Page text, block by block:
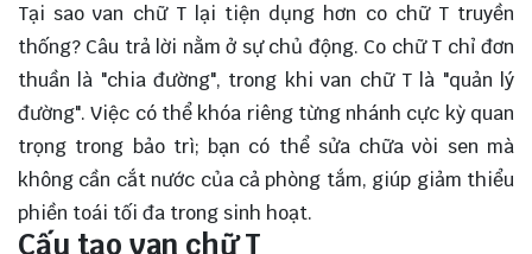
Tại sao van chữ T lại tiện dụng hơn co chữ T truyền
thống? Câu trả lời nằm ở sự chủ động. Co chữ T chỉ đơn
thuần là "chia đường", trong khi van chữ T là "quản lý
đường". Việc có thể khóa riêng từng nhánh cực kỳ quan
trọng trong bảo trì; bạn có thể sửa chữa vòi sen mà
không cần cắt nước của cả phòng tắm, giúp giảm thiểu
phiền toái tối đa trong sinh hoạt.
Cấu tạo van chữ T